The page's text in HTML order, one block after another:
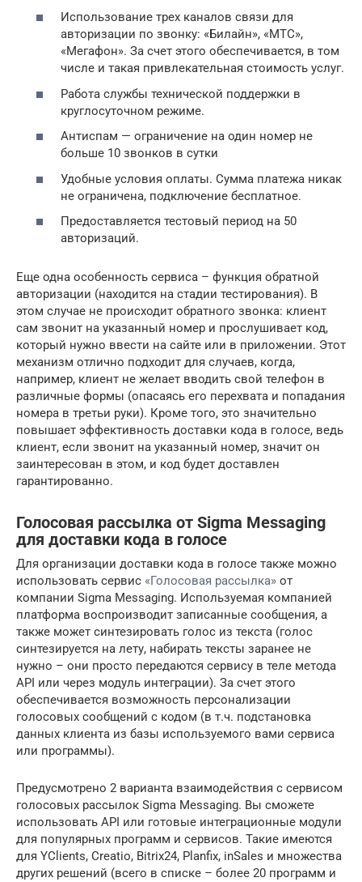
Использование трех каналов связи для
авторизации по звонку: «Билайн», «МТС»,
«Мегафон». За счет этого обеспечивается, в том
числе и такая привлекательная стоимость услуг.
Работа службы технической поддержки в
круглосуточном режиме.
Антиспам — ограничение на один номер не
больше 10 звонков в сутки
Удобные условия оплаты. Сумма платежа никак
не ограничена, подключение бесплатное.
Предоставляется тестовый период на 50
авторизаций.
Еще одна особенность сервиса – функция обратной
авторизации (находится на стадии тестирования). В
этом случае не происходит обратного звонка: клиент
сам звонит на указанный номер и прослушивает код,
который нужно ввести на сайте или в приложении. Этот
механизм отлично подходит для случаев, когда,
например, клиент не желает вводить свой телефон в
различные формы (опасаясь его перехвата и попадания
номера в третьи руки). Кроме того, это значительно
повышает эффективность доставки кода в голосе, ведь
клиент, если звонит на указанный номер, значит он
заинтересован в этом, и код будет доставлен
гарантированно.
Голосовая рассылка от Sigma Messaging
для доставки кода в голосе
Для организации доставки кода в голосе также можно
использовать сервис «Голосовая рассылка» от
компании Sigma Messaging. Используемая компанией
платформа воспроизводит записанные сообщения, а
также может синтезировать голос из текста (голос
синтезируется на лету, набирать тексты заранее не
нужно – они просто передаются сервису в теле метода
API или через модуль интеграции). За счет этого
обеспечивается возможность персонализации
голосовых сообщений с кодом (в т.ч. подстановка
данных клиента из базы используемого вами сервиса
или программы).
Предусмотрено 2 варианта взаимодействия с сервисом
голосовых рассылок Sigma Messaging. Вы сможете
использовать API или готовые интеграционные модули
для популярных программ и сервисов. Такие имеются
для YClients, Creatio, Bitrix24, Planfix, inSales и множества
других решений (всего в списке – более 20 программ и